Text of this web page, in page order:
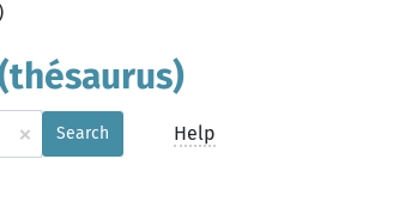
× Search Help